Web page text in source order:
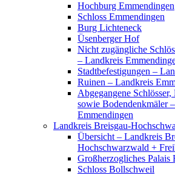
Hochburg Emmendingen
Schloss Emmendingen
Burg Lichteneck
Üsenberger Hof
Nicht zugängliche
– Landkreis
Stadtbefestigungen –
Ruinen – Landkreis
Abgegangene
sowie Bodendenkmäler
Emmendingen
Landkreis Breisgau-
Übersicht – Landkreis
Hochschwarzwald +
Großherzogliches Palais
Schloss Bollschweil